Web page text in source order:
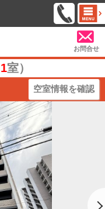
お問合せ
1室）
空室情報を確認